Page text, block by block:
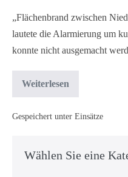
„Flächenbrand zwischen
lautete die Alarmierung um
konnte nicht ausgemacht
Weiterlesen
Gespeichert unter Einsätze
Wählen Sie eine